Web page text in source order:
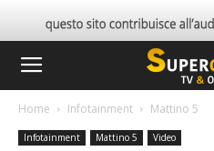
Home Infotainment Mattino 5
Infotainment Mattino 5 Video